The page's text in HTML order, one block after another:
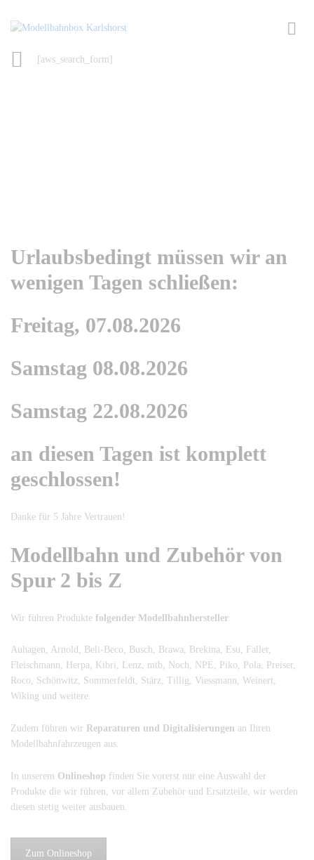
[aws_search_form]
Urlaubsbedingt müssen wir an
wenigen Tagen schließen:
Freitag, 07.08.2026
Samstag 08.08.2026
Samstag 22.08.2026
an diesen Tagen ist komplett
geschlossen!
Danke für 5 Jahre Vertrauen!
Modellbahn und Zubehör von
Spur 2 bis Z
Wir führen Produkte folgender Modellbahnhersteller:
Auhagen, Arnold, Beli-Beco, Busch, Brawa, Brekina, Esu, Faller,
Fleischmann, Herpa, Kibri, Lenz, mtb, Noch, NPE, Piko, Pola, Preiser,
Roco, Schönwitz, Sommerfeldt, Stärz, Tillig, Viessmann, Weinert,
Wiking und weitere.
Zudem führen wir Reparaturen und Digitalisierungen an Ihren
Modellbahnfahrzeugen aus.
In unserem Onlineshop finden Sie vorerst nur eine Auswahl der
Produkte die wir führen, vor allem Zubehör und Ersatzteile, wir werden
diesen stetig weiter ausbauen.
Zum Onlineshop